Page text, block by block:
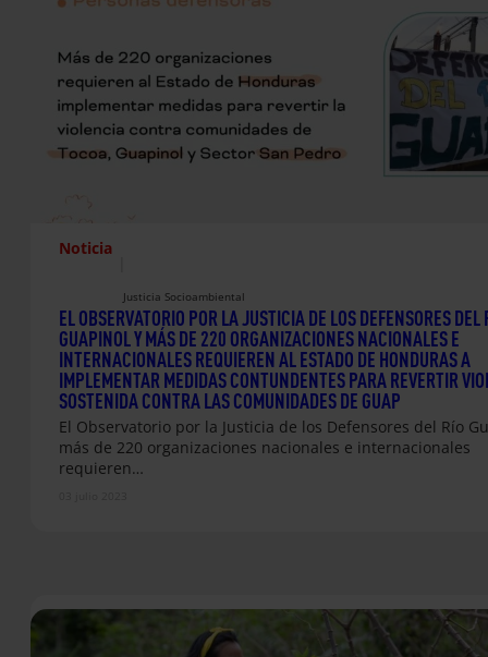
Noticia
Justicia Socioambiental
EL OBSERVATORIO POR LA JUSTICIA DE LOS DEFENSORES DEL
GUAPINOL Y MÁS DE 220 ORGANIZACIONES NACIONALES E
INTERNACIONALES REQUIEREN AL ESTADO DE HONDURAS A
IMPLEMENTAR MEDIDAS CONTUNDENTES PARA REVERTIR
SOSTENIDA CONTRA LAS COMUNIDADES DE GUAP
El Observatorio por la Justicia de los Defensores del Río
más de 220 organizaciones nacionales e internacionales
requieren…